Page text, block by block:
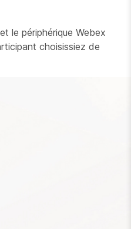
le périphérique Webex
choisissiez de